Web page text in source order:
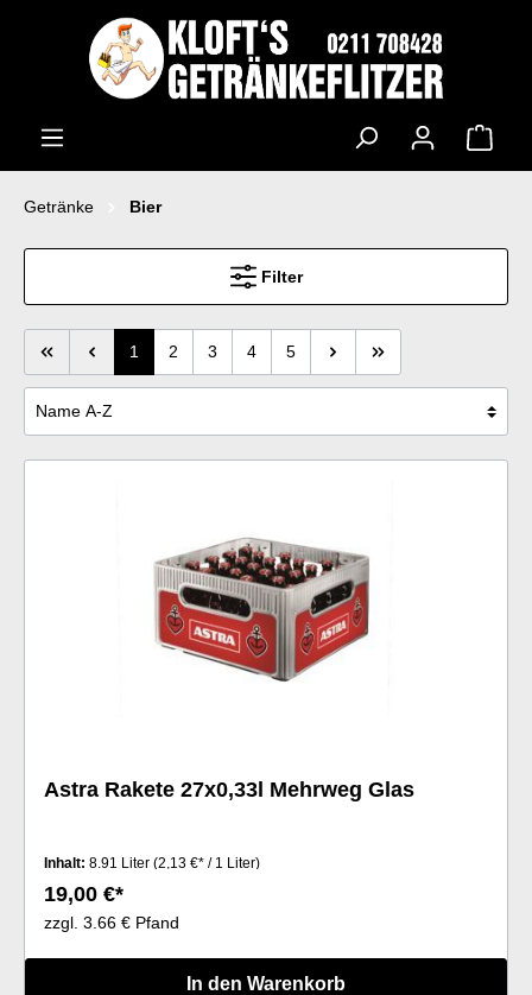
Getränke Bier
Filter
1 2 3 4 5
Astra Rakete 27x0,33l Mehrweg Glas
Inhalt: 8.91 Liter (2,13 €* / 1 Liter)
19,00 €*
zzgl. 3.66 € Pfand
In den Warenkorb